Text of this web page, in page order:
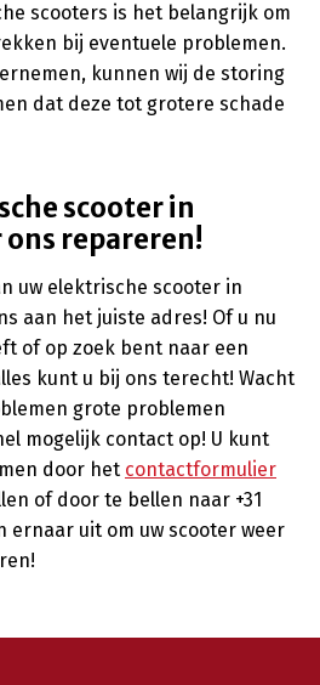
scooters is het belangrijk om
bij eventuele problemen.
kunnen wij de storing
dat deze tot grotere schade
scooter in
repareren!
uw elektrische scooter in
aan het juiste adres! Of u nu
of op zoek bent naar een
kunt u bij ons terecht! Wacht
grote problemen
mogelijk contact op! U kunt
door het contactformulier
of door te bellen naar +31
ernaar uit om uw scooter weer